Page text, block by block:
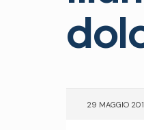
29 MAGGIO